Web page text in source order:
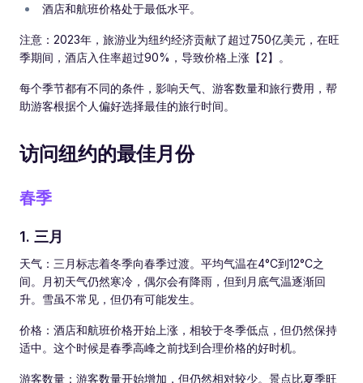
酒店和航班价格处于最低水平。
注意：2023年，旅游业为纽约经济贡献了超过750亿美元，在旺
季期间，酒店入住率超过90%，导致价格上涨【2】。
每个季节都有不同的条件，影响天气、游客数量和旅行费用，帮
助游客根据个人偏好选择最佳的旅行时间。
访问纽约的最佳月份
春季
1. 三月
天气：三月标志着冬季向春季过渡。平均气温在4°C到12°C之
间。月初天气仍然寒冷，偶尔会有降雨，但到月底气温逐渐回
升。雪虽不常见，但仍有可能发生。
价格：酒店和航班价格开始上涨，相较于冬季低点，但仍然保持
适中。这个时候是春季高峰之前找到合理价格的好时机。
游客数量：游客数量开始增加，但仍然相对较少。景点比夏季旺